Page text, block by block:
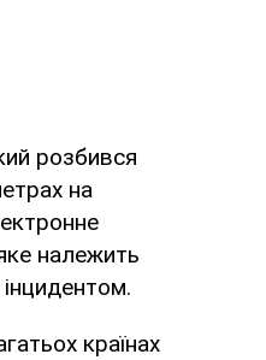
розбився
на
належить
країнах